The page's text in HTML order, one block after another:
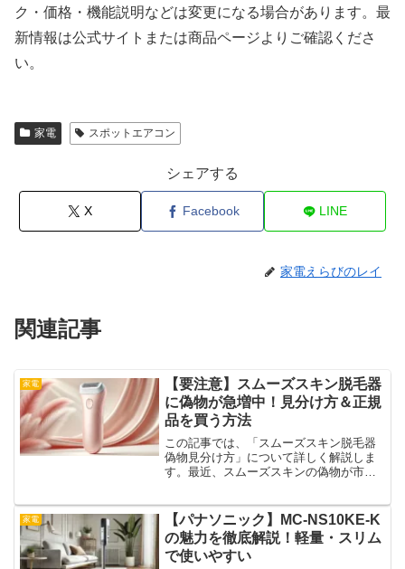
ク・価格・機能説明などは変更になる場合があります。最
新情報は公式サイトまたは商品ページよりご確認くださ
い。
家電 スポットエアコン
シェアする
X Facebook LINE
家電えらびのレイ
関連記事
家電
【要注意】スムーズスキン脱毛器
に偽物が急増中！見分け方＆正規
品を買う方法
この記事では、「スムーズスキン脱毛器
偽物見分け方」について詳しく解説しま
す。最近、スムーズスキンの偽物が市場
惹かれて購入したら、効果がなかったと
いうケースもあるようです...
家電
【パナソニック】MC-NS10KE-K
の魅力を徹底解説！軽量・スリム
で使いやすい